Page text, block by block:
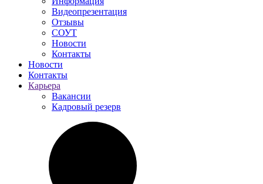
Видеопрезентация
Отзывы
СОУТ
Новости
Контакты
Новости
Контакты
Карьера
Вакансии
Кадровый резерв